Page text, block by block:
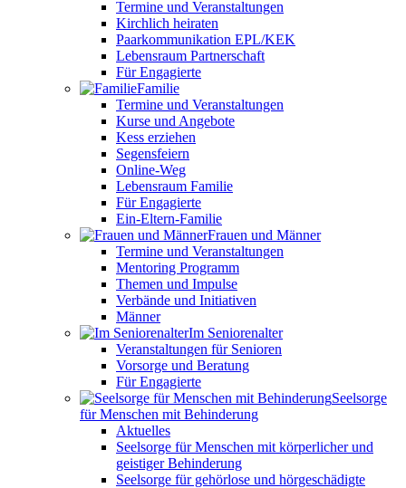
Termine und Veranstaltungen
Kirchlich heiraten
Paarkommunikation EPL/KEK
Lebensraum Partnerschaft
Für Engagierte
Familie
Termine und Veranstaltungen
Kurse und Angebote
Kess erziehen
Segensfeiern
Online-Weg
Lebensraum Familie
Für Engagierte
Ein-Eltern-Familie
Frauen und Männer
Termine und Veranstaltungen
Mentoring Programm
Themen und Impulse
Verbände und Initiativen
Männer
Im Seniorenalter
Veranstaltungen für Senioren
Vorsorge und Beratung
Für Engagierte
Seelsorge
für Menschen mit Behinderung
Aktuelles
Seelsorge für Menschen mit körperlicher und
geistiger Behinderung
Seelsorge für gehörlose und hörgeschädigte